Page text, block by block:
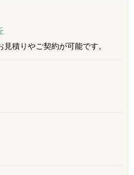
積りやご契約が可能です。